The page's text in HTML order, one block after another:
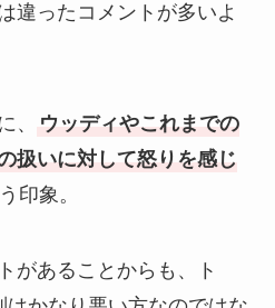
違ったコメントが多いよ
、
ウッディやこれまでの
扱いに対して怒りを感じ
印象。
があることからも、ト